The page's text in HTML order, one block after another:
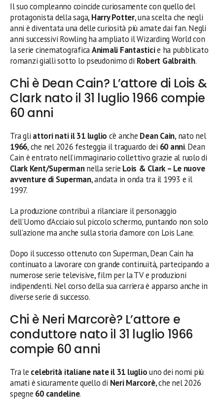
Il suo compleanno coincide curiosamente con quello del
protagonista della saga, Harry Potter, una scelta che negli
anni è diventata una delle curiosità più amate dai fan. Negli
anni successivi Rowling ha ampliato il Wizarding World con
la serie cinematograficaAnimali Fantasticie ha pubblicato
romanzi gialli sotto lo pseudonimo di Robert Galbraith.
Chi è Dean Cain? L’attore di Lois &
Clark nato il 31 luglio 1966 compie
60 anni
Tra gli attori nati il 31 luglio c’è anche Dean Cain, nato nel
1966, che nel 2026 festeggia il traguardo dei 60 anni. Dean
Cain è entrato nell’immaginario collettivo grazie al ruolo di
Clark Kent/Supermannella serie Lois & Clark – Le nuove
avventure di Superman, andata in onda tra il 1993 e il
1997.
La produzione contribuì a rilanciare il personaggio
dell’Uomo d’Acciaio sul piccolo schermo, puntando non solo
sull’azione ma anche sulla storia d’amore con Lois Lane.
Dopo il successo ottenuto con Superman, Dean Cain ha
continuato a lavorare con grande continuità, partecipando a
numerose serie televisive, film per la TV e produzioni
indipendenti. Nel corso della sua carriera è apparso anche in
diverse serie di successo.
Chi è Neri Marcorè? L’attore e
conduttore nato il 31 luglio 1966
compie 60 anni
Tra le celebrità italiane nate il 31 lugliouno dei nomi più
amati è sicuramente quello di Neri Marcorè, che nel 2026
spegne 60 candeline.